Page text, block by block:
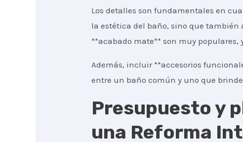
Los detalles son fundamentales en
la estética del baño, sino que
**acabado mate** son muy
Además, incluir **accesorios
entre un baño común y uno que
Presupuesto y
una Reforma